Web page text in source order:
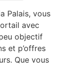
Palais, vous
avec
objectif
et p’offres
Que vous